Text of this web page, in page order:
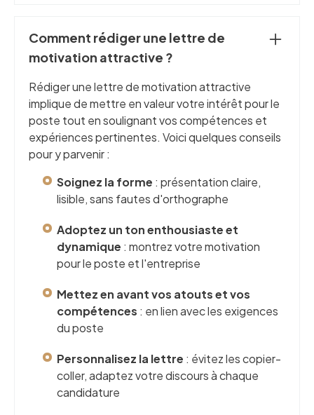
Comment rédiger une lettre de
motivation attractive ?
Rédiger une lettre de motivation attractive
implique de mettre en valeur votre intérêt pour le
poste tout en soulignant vos compétences et
expériences pertinentes. Voici quelques conseils
pour y parvenir :
Soignez la forme : présentation claire,
lisible, sans fautes d'orthographe
Adoptez un ton enthousiaste et
dynamique : montrez votre motivation
pour le poste et l'entreprise
Mettez en avant vos atouts et vos
compétences : en lien avec les exigences
du poste
Personnalisez la lettre : évitez les copier-
coller, adaptez votre discours à chaque
candidature